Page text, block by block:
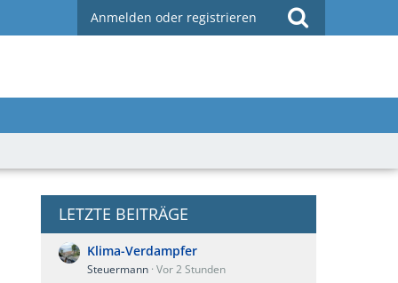
Anmelden oder registrieren
LETZTE BEITRÄGE
Klima-Verdampfer
Steuermann Vor 2 Stunden